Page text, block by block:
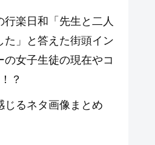
行楽日和「先生と二人
た」と答えた街頭イン
の女子生徒の現在やコ
？
じるネタ画像まとめ